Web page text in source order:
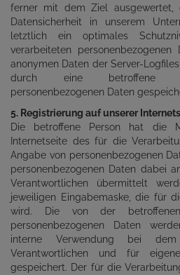
ferner mit dem Ziel ausgewertet,
Datensicherheit in unserem
letztlich ein optimales
verarbeiteten personenbezogenen
anonymen Daten der Server-
durch eine betroffene
personenbezogenen Daten
5. Registrierung auf unserer
Die betroffene Person hat die
Internetseite des für die
Angabe von personenbezogenen
personenbezogenen Daten dabei
Verantwortlichen übermittelt
jeweiligen Eingabemaske, die für
wird. Die von der betroffenen
personenbezogenen Daten
interne Verwendung bei
Verantwortlichen und für
gespeichert. Der für die